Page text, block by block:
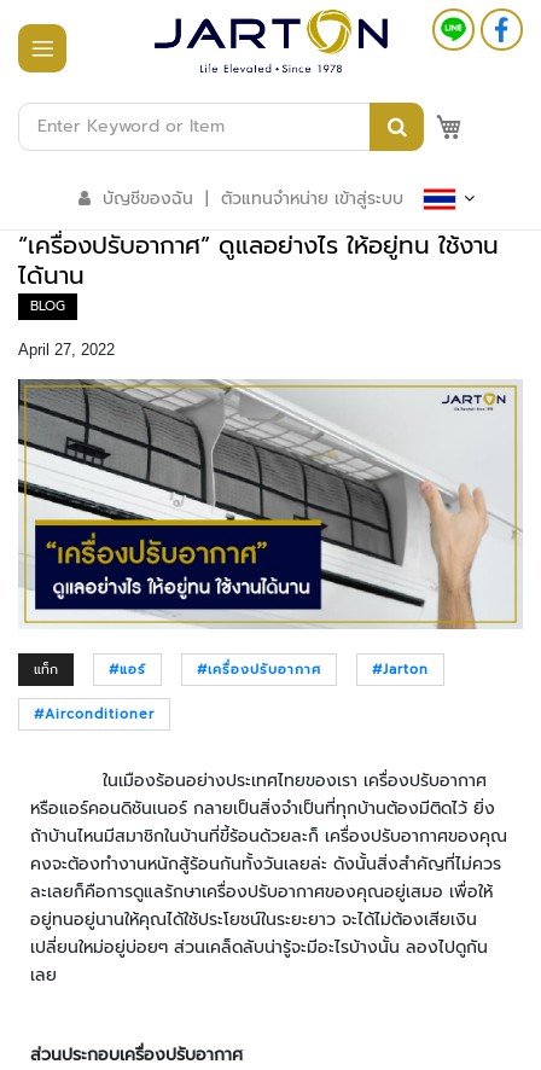
หน้า
แรก
สินค้า
ร
ะ
บ
บ
อ
า
ค
า
ร
อั
จ
ฉ
ริ
ย
ะ
ร
ะ
ก
ล้
ว
ง
จ
ร
ปิ
ด
อ
บัญชีของฉัน | ตัวแทนจำหน่าย เข้าสู่ระบบ
“เครื่องปรับอากาศ” ดูแลอย่างไร ให้อยู่ทน ใช้งาน
ได้นาน
BLOG
April 27, 2022
แท็ก #แอร์ #เครื่องปรับอากาศ #jarton
#airconditioner
ในเมืองร้อนอย่างประเทศไทยของเรา เครื่องปรับอากาศ
หรือแอร์คอนดิชันเนอร์ กลายเป็นสิ่งจำเป็นที่ทุกบ้านต้องมีติดไว้ ยิ่ง
ถ้าบ้านไหนมีสมาชิกในบ้านที่ขี้ร้อนด้วยละก็ เครื่องปรับอากาศของคุณ
คงจะต้องทำงานหนักสู้ร้อนกันทั้งวันเลยล่ะ ดังนั้นสิ่งสำคัญที่ไม่ควร
ละเลยก็คือการดูแลรักษาเครื่องปรับอากาศของคุณอยู่เสมอ เพื่อให้
อยู่ทนอยู่นานให้คุณได้ใช้ประโยชน์ในระยะยาว จะได้ไม่ต้องเสียเงิน
เปลี่ยนใหม่อยู่บ่อยๆ ส่วนเคล็ดลับน่ารู้จะมีอะไรบ้างนั้น ลองไปดูกัน
เลย
ส่วนประกอบเครื่องปรับอากาศ